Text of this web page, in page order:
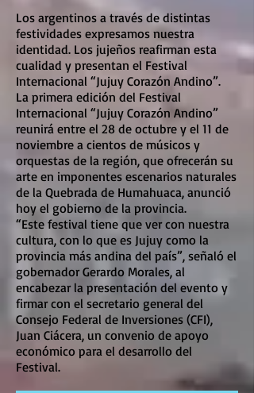
Los argentinos a través de distintas
festividades expresamos nuestra
identidad. Los jujeños reafirman esta
cualidad y presentan el Festival
Internacional “Jujuy Corazón Andino”.
La primera edición del Festival
Internacional “Jujuy Corazón Andino”
reunirá entre el 28 de octubre y el 11 de
noviembre a cientos de músicos y
orquestas de la región, que ofrecerán su
arte en imponentes escenarios naturales
de la Quebrada de Humahuaca, anunció
hoy el gobierno de la provincia.
“Este festival tiene que ver con nuestra
cultura, con lo que es Jujuy como la
provincia más andina del país”, señaló el
gobernador Gerardo Morales, al
encabezar la presentación del evento y
firmar con el secretario general del
Consejo Federal de Inversiones (CFI),
Juan Ciácera, un convenio de apoyo
económico para el desarrollo del
Festival.